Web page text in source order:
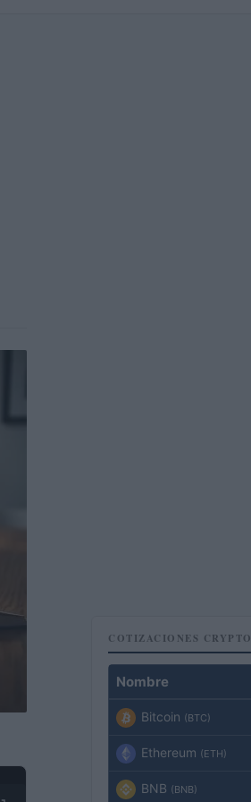
COTIZACIONES CRYPTO
Nombre
Bitcoin (BTC)
Ethereum (ETH)
BNB (BNB)